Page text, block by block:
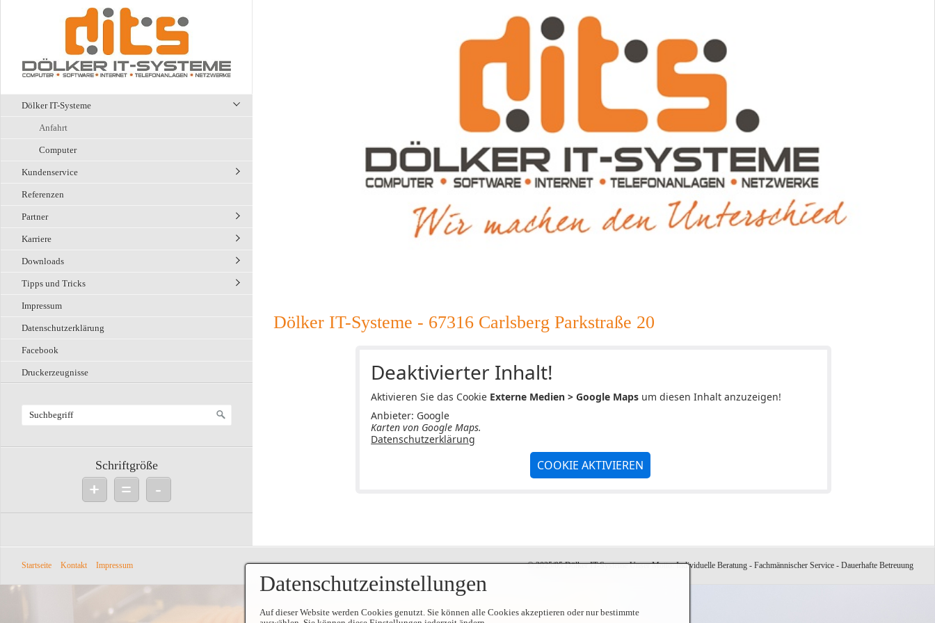
Dölker IT-Systeme
Anfahrt
Computer
Kundenservice
Referenzen
Partner
Karriere
Downloads
Tipps und Tricks
Impressum
Datenschutzerklärung
Facebook
Druckerzeugnisse
Schriftgröße
+ = -
Dölker IT-Systeme - 67316 Carlsberg Parkstraße 20
Deaktivierter Inhalt!
Aktivieren Sie das Cookie Externe Medien > Google Maps um diesen Inhalt anzuzeigen!
Anbieter: Google
Karten von Google Maps.
Datenschutzerklärung
COOKIE AKTIVIEREN
Startseite Kontakt Impressum © 2025/05 Dölker IT-Systeme Unser Motto: Individuelle Beratung - Fachmännischer Service - Dauerhafte Betreuung
Datenschutzeinstellungen
Auf dieser Website werden Cookies genutzt. Sie können alle Cookies akzeptieren oder nur bestimmte